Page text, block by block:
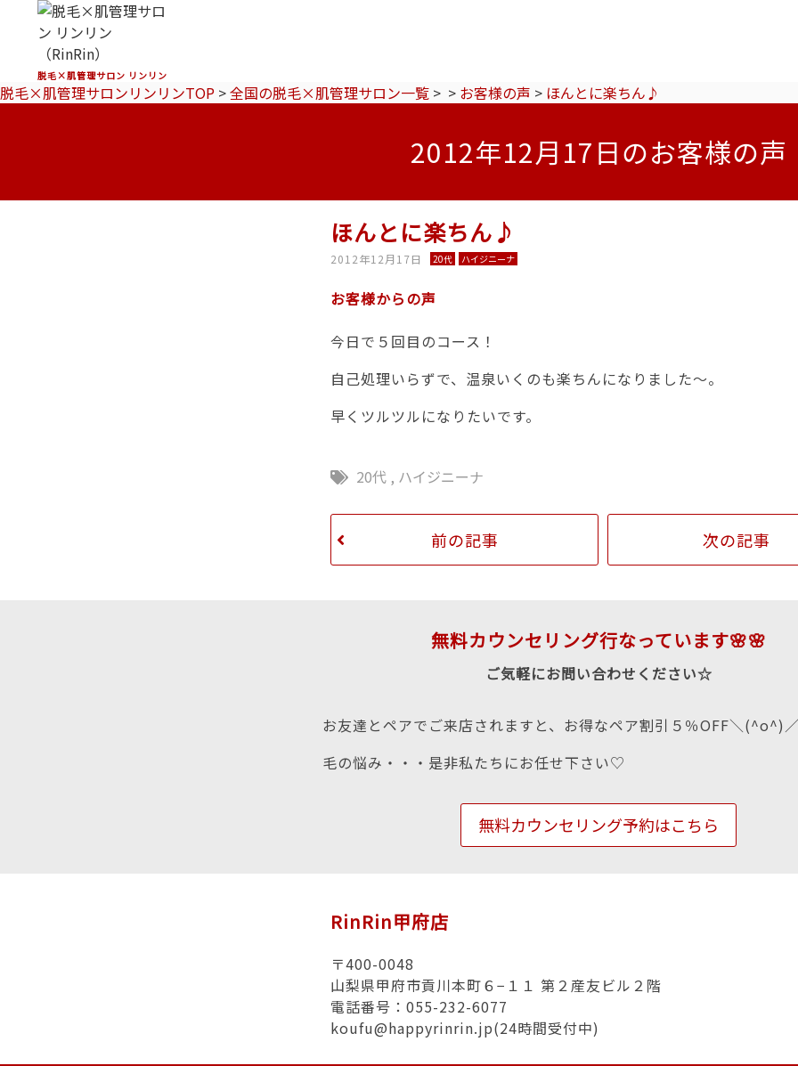
脱毛×肌管理サロン リンリン
脱毛×肌管理サロンリンリンTOP >全国の脱毛×肌管理サロン一覧 > > お客様の声 > ほんとに楽ちん♪
2012年12月17日のお客様の声
ほんとに楽ちん♪
2012年12月17日 20代 ハイジニーナ
お客様からの声
今日で５回目のコース！
自己処理いらずで、温泉いくのも楽ちんになりました～。
早くツルツルになりたいです。
20代 , ハイジニーナ
前の記事 次の記事
無料カウンセリング行なっています🌸🌸
ご気軽にお問い合わせください☆
お友達とペアでご来店されますと、お得なペア割引５％OFF＼(^o^)
毛の悩み・・・是非私たちにお任せ下さい♡
無料カウンセリング予約はこちら
RinRin甲府店
〒400-0048
山梨県甲府市貢川本町６−１１ 第２産友ビル２階
電話番号：055-232-6077
koufu@happyrinrin.jp(24時間受付中)